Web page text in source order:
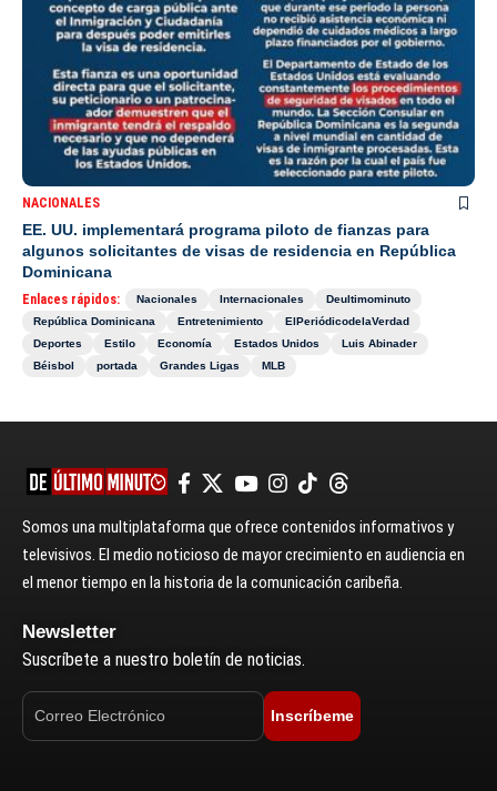
NACIONALES
EE. UU. implementará programa piloto de fianzas para
algunos solicitantes de visas de residencia en República
Dominicana
Enlaces rápidos: Nacionales Internacionales
Deultimominuto
República Dominicana
Entretenimiento
ElPeriódicodelaVerdad
Deportes
Estilo Economía Estados Unidos
Luis Abinader
Béisbol
portada Grandes Ligas MLB
Somos una multiplataforma que ofrece contenidos informativos y
televisivos. El medio noticioso de mayor crecimiento en audiencia en
el menor tiempo en la historia de la comunicación caribeña.
Newsletter
Suscríbete a nuestro boletín de noticias.
Inscríbeme